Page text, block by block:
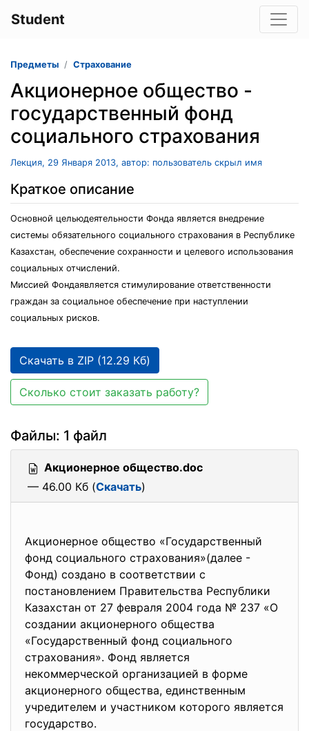
Student
Предметы Страхование
Акционерное общество -
государственный фонд
социального страхования
Лекция, 29 Января 2013, автор: пользователь скрыл имя
Краткое описание
Основной цельюдеятельности Фонда является внедрение
системы обязательного социального страхования в Республике
Казахстан, обеспечение сохранности и целевого использования
социальных отчислений.
Миссией Фондаявляется стимулирование ответственности
граждан за социальное обеспечение при наступлении
социальных рисков.
Скачать в ZIP (12.29 Кб)
Сколько стоит заказать работу?
Файлы: 1 файл
Акционерное общество.doc
— 46.00 Кб (Скачать)
Акционерное общество «Государственный
фонд социального страхования»(далее -
Фонд) создано в соответствии с
постановлением Правительства Республики
Казахстан от 27 февраля 2004 года № 237 «О
создании акционерного общества
«Государственный фонд социального
страхования». Фонд является
некоммерческой организацией в форме
акционерного общества, единственным
учредителем и участником которого является
государство.